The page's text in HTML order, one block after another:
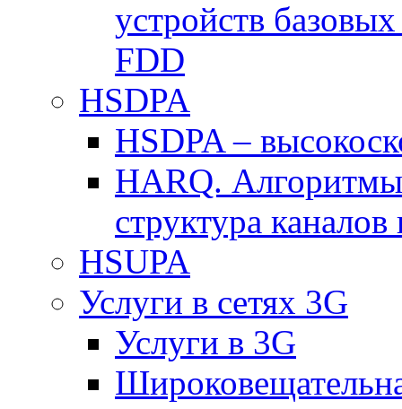
устройств
FDD
HSDPA
HSDPA –
HARQ.
структура
HSUPA
Услуги в сетях 3G
Услуги в 3G